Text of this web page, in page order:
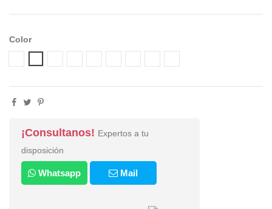
Color
¡Consultanos! Expertos a tu
disposición
Whatsapp Mail